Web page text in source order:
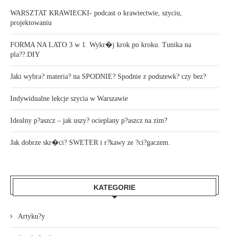
WARSZTAT KRAWIECKI- podcast o krawiectwie, szyciu,
projektowaniu
FORMA NA LATO 3 w 1. Wykr�j krok po kroku. Tunika na
pla??.DIY
Jaki wybra? materia? na SPODNIE? Spodnie z podszewk? czy bez?
Indywidualne lekcje szycia w Warszawie
Idealny p?aszcz – jak uszy? ocieplany p?aszcz na zim?
Jak dobrze skr�ci? SWETER i r?kawy ze ?ci?gaczem.
KATEGORIE
Artyku?y